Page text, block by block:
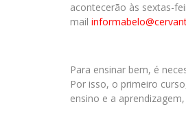
acontecerão às sextas-
mail
Para ensinar bem, é
Por isso, o primeiro
ensino e a